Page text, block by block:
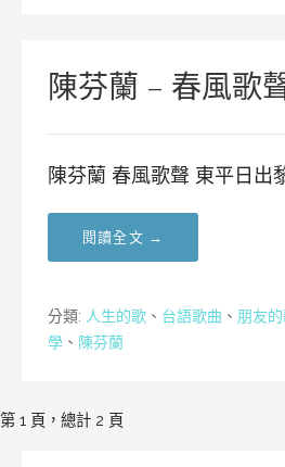
陳芬蘭 – 春風歌
陳芬蘭 春風歌聲 東平日出
閱讀全文 →
分類: 人生的歌 、 台語歌曲 、 朋友
學 、 陳芬蘭
[文
第 1 頁，總計 2 頁